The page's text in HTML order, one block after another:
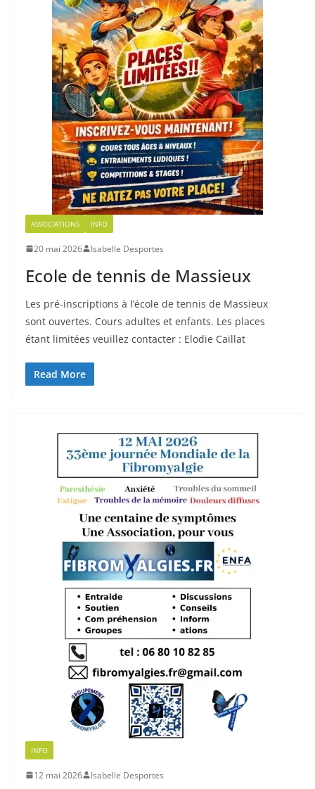
ASSOCIATIONS INFO
20 mai 2026 Isabelle Desportes
Ecole de tennis de Massieux
Les pré-inscriptions à l’école de tennis de Massieux
sont ouvertes. Cours adultes et enfants. Les places
étant limitées veuillez contacter : Elodie Caillat
Read More
INFO
12 mai 2026 Isabelle Desportes